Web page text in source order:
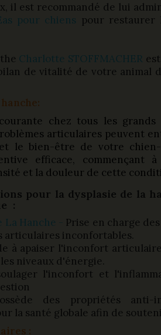
il est recommandé de lui
pour chiens pour restaurer
Charlotte STOFFMACHER
de vitalité de votre animal
:
chez tous les grands
articulaires peuvent
le bien-être de votre chien-
efficace, commençant
et la douleur de cette
pour la dysplasie de la
:
Hanche -
Prise en charge
articulaires inconfortables.
à apaiser l'inconfort
niveaux d'énergie.
l'inconfort et
des propriétés anti-
la santé globale afin de
: